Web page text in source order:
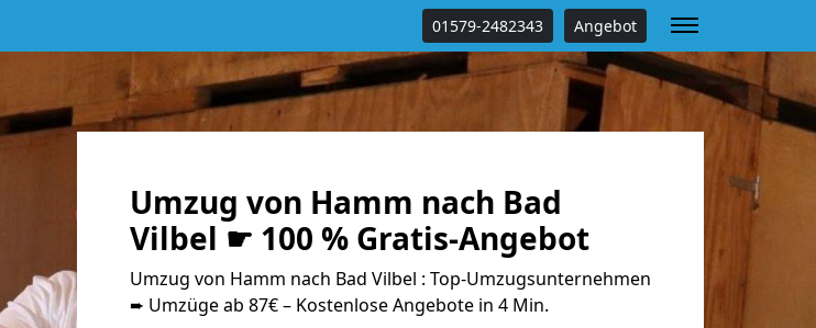
01579-2482343 Angebot
Umzug von Hamm nach Bad
Vilbel ☛ 100 % Gratis-Angebot
Umzug von Hamm nach Bad Vilbel : Top-Umzugsunternehmen
➨ Umzüge ab 87€ – Kostenlose Angebote in 4 Min.